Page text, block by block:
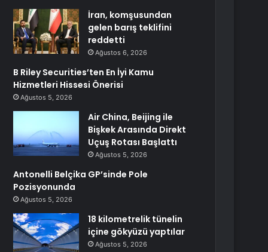
İran, komşusundan
gelen barış teklifini
reddetti
Ağustos 6, 2026
B Riley Securities’ten En İyi Kamu
Hizmetleri Hissesi Önerisi
Ağustos 5, 2026
Air China, Beijing ile
Bişkek Arasında Direkt
Uçuş Rotası Başlattı
Ağustos 5, 2026
Antonelli Belçika GP’sinde Pole
Pozisyonunda
Ağustos 5, 2026
18 kilometrelik tünelin
içine gökyüzü yaptılar
Ağustos 5, 2026